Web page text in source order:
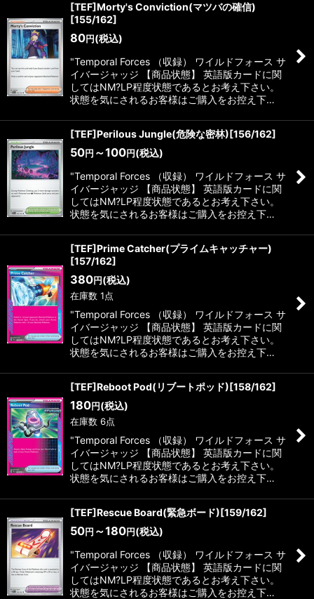
[TEF]Morty's Conviction(マツバの確信)
[155/162]
80円 (税込)
"Temporal Forces （収録） ワイルドフォース サ
イバージャッジ 【商品状態】 英語版カードに関
してはNM?LP程度状態であるとお考え下さい。
状態を気にされるお客様はご購入をお控え下…
[TEF]Perilous Jungle(危険な密林)[156/162]
50円 ～100円 (税込)
"Temporal Forces （収録） ワイルドフォース サ
イバージャッジ 【商品状態】 英語版カードに関
してはNM?LP程度状態であるとお考え下さい。
状態を気にされるお客様はご購入をお控え下…
[TEF]Prime Catcher(プライムキャッチャー)
[157/162]
380円 (税込)
在庫数 1点
"Temporal Forces （収録） ワイルドフォース サ
イバージャッジ 【商品状態】 英語版カードに関
してはNM?LP程度状態であるとお考え下さい。
状態を気にされるお客様はご購入をお控え下…
[TEF]Reboot Pod(リブートポッド)[158/162]
180円 (税込)
在庫数 6点
"Temporal Forces （収録） ワイルドフォース サ
イバージャッジ 【商品状態】 英語版カードに関
してはNM?LP程度状態であるとお考え下さい。
状態を気にされるお客様はご購入をお控え下…
[TEF]Rescue Board(緊急ボード)[159/162]
50円 ～180円 (税込)
"Temporal Forces （収録） ワイルドフォース サ
イバージャッジ 【商品状態】 英語版カードに関
してはNM?LP程度状態であるとお考え下さい。
状態を気にされるお客様はご購入をお控え下…